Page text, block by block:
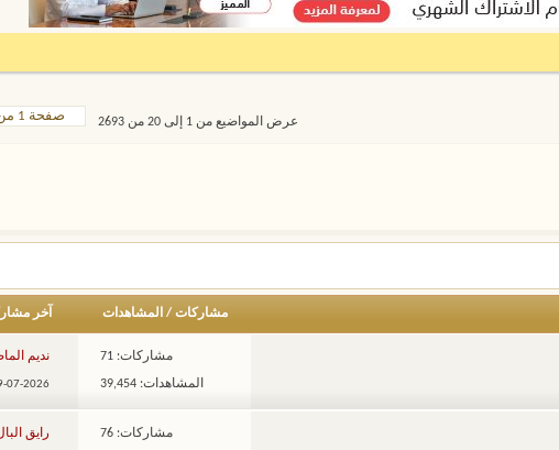
صفحة 1 من 135 عرض المواضيع من 1 إلى 20 من 2693
مشاركات/ المشاهدات آخر
مشاركات: 71
المشاهدات: 39,454
نديم
07-2026,
مشاركات: 76 رايق